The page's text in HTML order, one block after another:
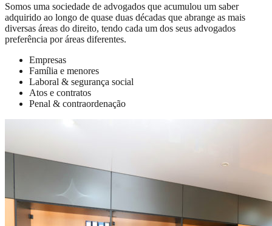
Somos uma sociedade de advogados que acumulou um saber
adquirido ao longo de quase duas décadas que abrange as mais
diversas áreas do direito, tendo cada um dos seus advogados
preferência por áreas diferentes.
Empresas
Família e menores
Laboral & segurança social
Atos e contratos
Penal & contraordenação